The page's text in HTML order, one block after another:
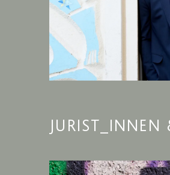
JURIST_INNEN